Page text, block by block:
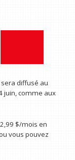
sera diffusé au
juin, comme aux
$/mois en
vous pouvez